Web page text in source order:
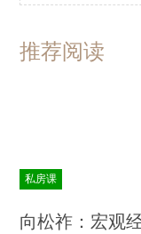
推荐阅读
私房课
向松祚：宏观